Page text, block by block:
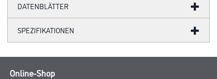
DATENBLÄTTER
SPEZIFIKATIONEN
Online-Shop